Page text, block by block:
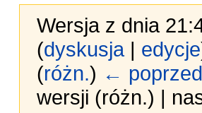
Wersja z dnia
(dyskusja| edycje
(różn.) ←
wersji (różn.) |